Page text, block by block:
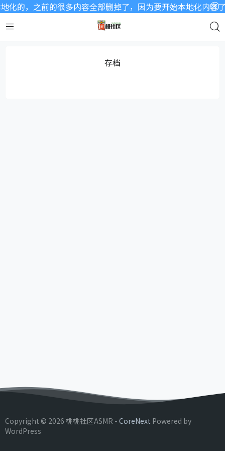
的，之前的很多内容全部删掉了，因为要开始本地化内
存档
Copyright © 2026 桃桃社区ASMR - CoreNext Powered by
WordPress